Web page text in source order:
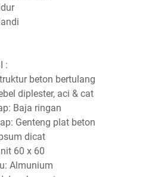
:
beton bertulang
diplester, aci & cat
Baja ringan
Genteng plat beton
dicat
60 x 60
Almunium